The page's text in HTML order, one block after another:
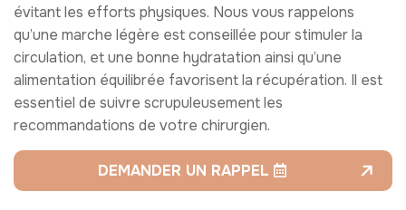
évitant les efforts physiques. Nous vous rappelons
qu’une marche légère est conseillée pour stimuler la
circulation, et une bonne hydratation ainsi qu’une
alimentation équilibrée favorisent la récupération. Il est
essentiel de suivre scrupuleusement les
recommandations de votre chirurgien.
DEMANDER UN RAPPEL